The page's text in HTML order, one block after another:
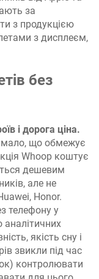
за
з продукцією
з дисплеєм,
без
і дорога ціна.
що обмежує
Whoop коштує
дешевим
але не
Honor.
телефону у
якість сну і
звикли під час
контролювати